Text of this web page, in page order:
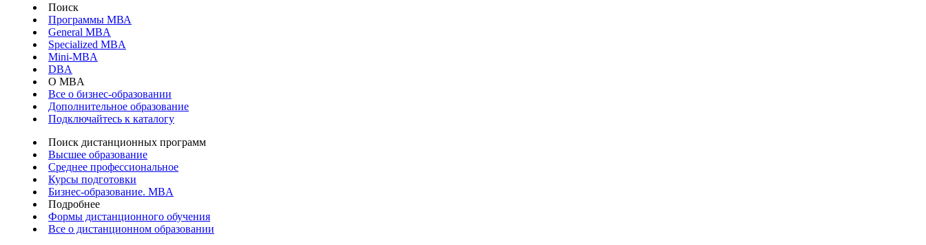
Поиск
Программы МВА
General MBA
Specialized MBA
Mini-MBA
DBA
О MBA
Все о бизнес-образовании
Дополнительное образование
Подключайтесь к каталогу
Поиск дистанционных программ
Высшее образование
Среднее профессиональное
Курсы подготовки
Бизнес-образование. MBA
Подробнее
Формы дистанционного обучения
Все о дистанционном образовании